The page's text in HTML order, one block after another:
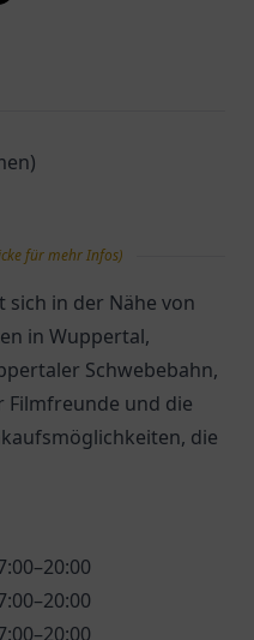
für mehr Infos)
sich in der Nähe von
in Wuppertal,
Schwebebahn,
Filmfreunde und die
die